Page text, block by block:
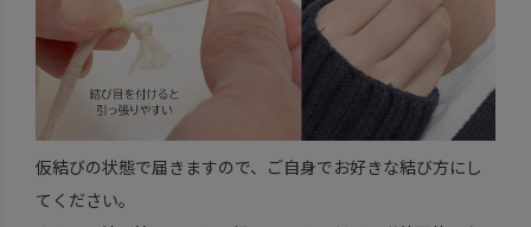
仮結びの状態で届きますので、ご自身でお好きな結び方にし
てください。